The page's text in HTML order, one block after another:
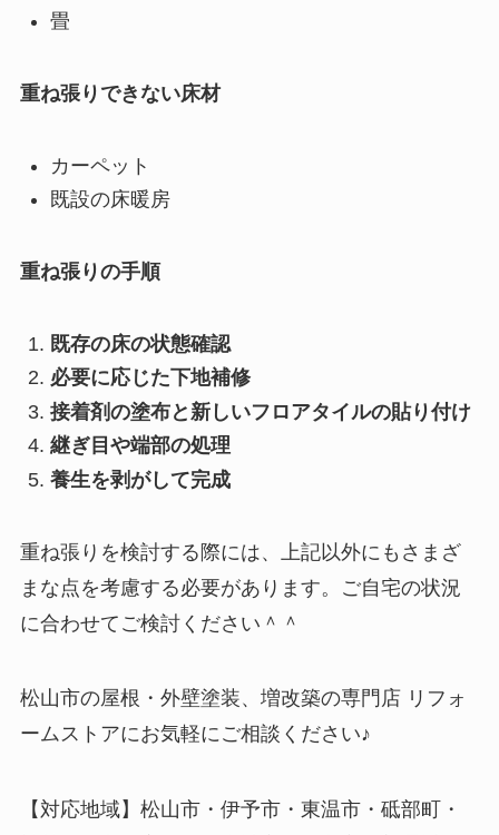
畳
重ね張りできない床材
カーペット
既設の床暖房
重ね張りの手順
既存の床の状態確認
必要に応じた下地補修
接着剤の塗布と新しいフロアタイルの貼り付け
継ぎ目や端部の処理
養生を剥がして完成
重ね張りを検討する際には、上記以外にもさまざ
まな点を考慮する必要があります。ご自宅の状況
に合わせてご検討ください＾＾
松山市の屋根・外壁塗装、増改築の専門店 リフォ
ームストアにお気軽にご相談ください♪
【対応地域】松山市・伊予市・東温市・砥部町・